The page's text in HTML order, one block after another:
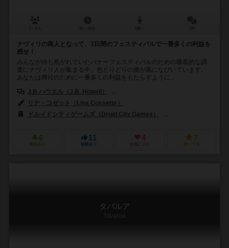
ナヴィリの商人となって、3日間のフェスティバルで一番多くの利益を
残せ！
みんなが待ち焦がれていたバナーフェスティバルのための徹底的な調
査にナヴィリ人が集まる中、色とりどりの旗が風になびいています。
あなたは商社のために一番多くの利益をもたらすように...
J.B.ハウエル（J.B. Howell）
リナ・コゼット（Lina Cossette）
ドルイドシティゲームズ（Druid City Games）
6
興味あり
11
経験あり
4
お気に入り
7
持ってる
タバルア
Tavarua